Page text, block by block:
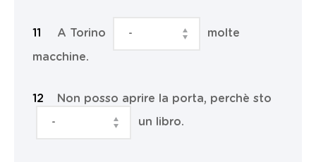
A Torino molte
macchine.
Non posso aprire la porta, perchè sto
un libro.